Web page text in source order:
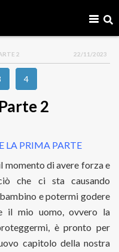
2 22/11/2023
4
2
LA PRIMA PARTE
momento di avere forza e
che ci sta causando
e potermi godere
il mio uomo, ovvero la
è pronto per
capitolo della nostra